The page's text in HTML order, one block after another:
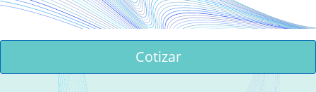
Cotizar